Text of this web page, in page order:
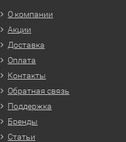
О компании
Акции
Доставка
Оплата
Контакты
Обратная связь
Поддержка
Бренды
Статьи